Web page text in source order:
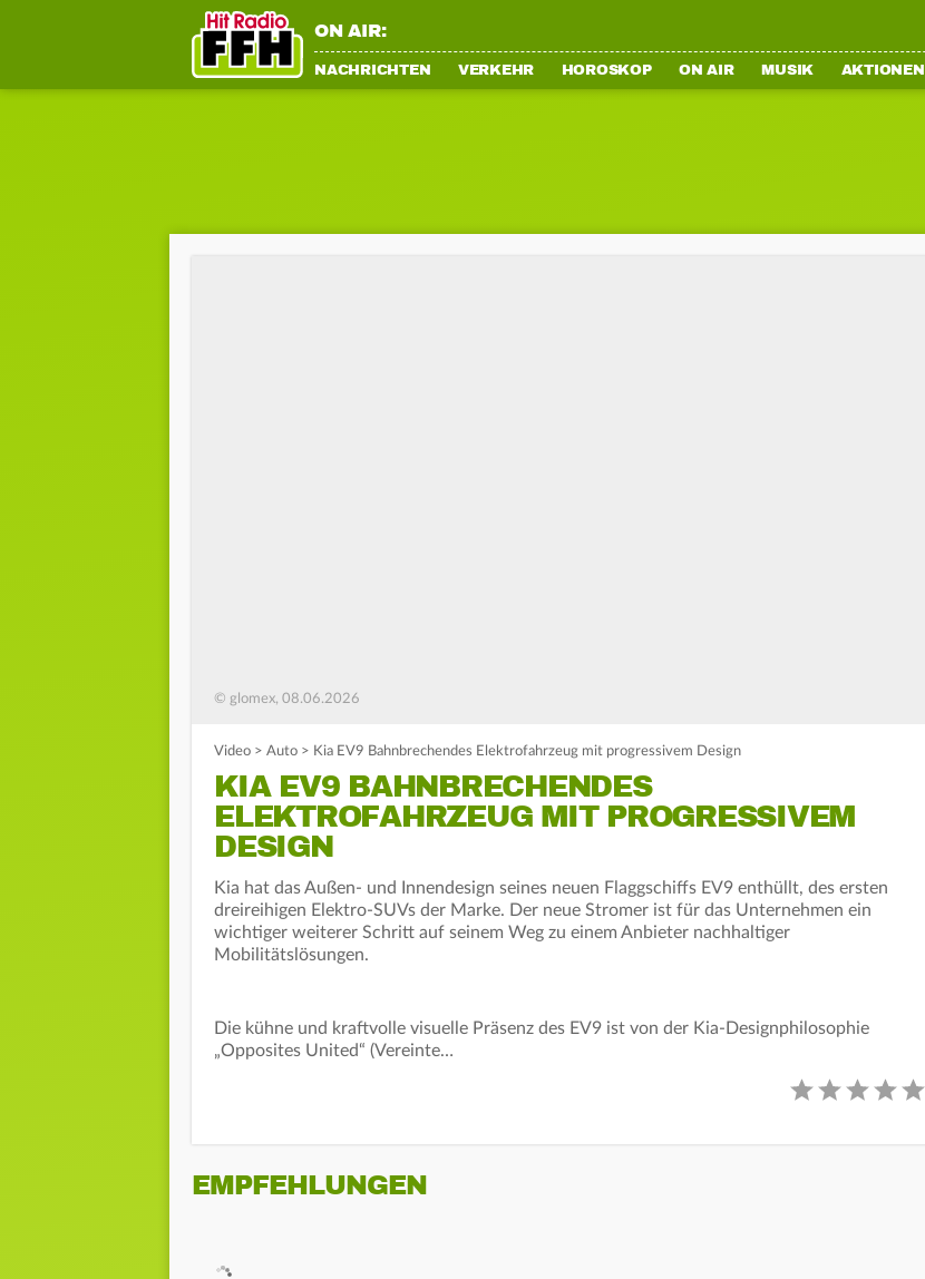
ON AIR:
NACHRICHTEN VERKEHR HOROSKOP ON AIR MUSIK AKTIONEN
© glomex, 08.06.2026
Video > Auto > Kia EV9 Bahnbrechendes Elektrofahrzeug mit progressivem Design
KIA EV9 BAHNBRECHENDES
ELEKTROFAHRZEUG MIT PROGRESSIVEM
DESIGN
Kia hat das Außen- und Innendesign seines neuen Flaggschiffs EV9 enthüllt, des ersten
dreireihigen Elektro-SUVs der Marke. Der neue Stromer ist für das Unternehmen ein
wichtiger weiterer Schritt auf seinem Weg zu einem Anbieter nachhaltiger
Mobilitätslösungen.
Die kühne und kraftvolle visuelle Präsenz des EV9 ist von der Kia-Designphilosophie
„Opposites United“ (Vereinte…
EMPFEHLUNGEN